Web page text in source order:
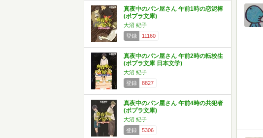
真夜中のパン屋さん 午前1時の恋泥棒
(ポプラ文庫)
大沼 紀子
登録
11160
真夜中のパン屋さん 午前2時の転校生
(ポプラ文庫 日本文学)
大沼 紀子
登録
8827
真夜中のパン屋さん 午前4時の共犯者
(ポプラ文庫)
大沼 紀子
登録
5306